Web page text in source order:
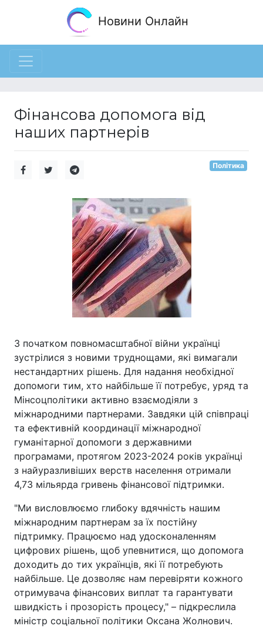
Новини Онлайн
Фінансова допомога від
наших партнерів
Політика
З початком повномасштабної війни українці
зустрілися з новими труднощами, які вимагали
нестандартних рішень. Для надання необхідної
допомоги тим, хто найбільше її потребує, уряд та
Мінсоцполітики активно взаємодіяли з
міжнародними партнерами. Завдяки цій співпраці
та ефективній координації міжнародної
гуманітарної допомоги з державними
програмами, протягом 2023-2024 років українці
з найуразливіших верств населення отримали
4,73 мільярда гривень фінансової підтримки.
"Ми висловлюємо глибоку вдячність нашим
міжнародним партнерам за їх постійну
підтримку. Працюємо над удосконаленням
цифрових рішень, щоб упевнитися, що допомога
доходить до тих українців, які її потребують
найбільше. Це дозволяє нам перевіряти кожного
отримувача фінансових виплат та гарантувати
швидкість і прозорість процесу," – підкреслила
міністр соціальної політики Оксана Жолнович.